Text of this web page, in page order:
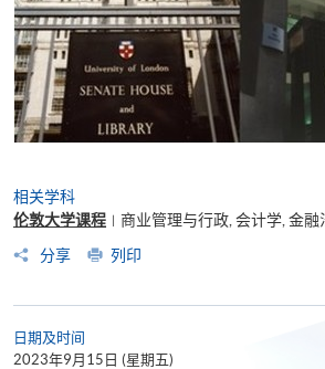
相关学科
伦敦大学课程 | 商业管理与行政, 会计学, 金融
分享
列印
日期及时间
2023年9月15日 (星期五)